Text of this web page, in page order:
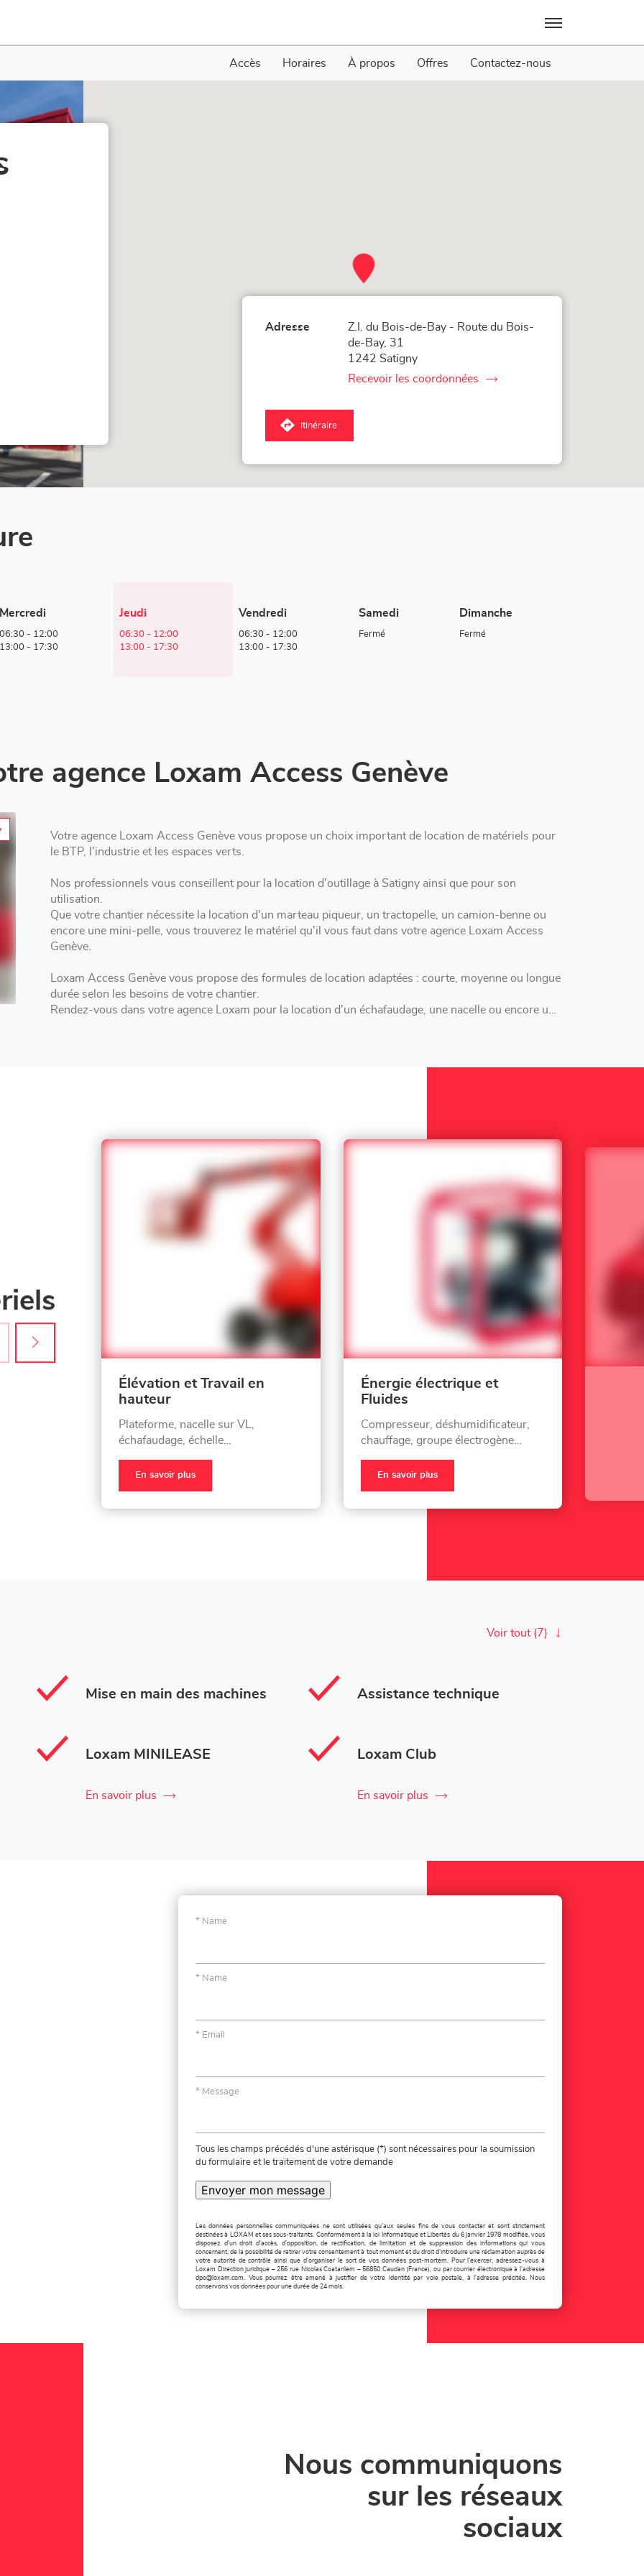
Menu
Accès Horaires À propos Offres Contactez-nous
Adresse
Z.I. du Bois-de-Bay - Route du Bois-
de-Bay, 31
1242 Satigny
Recevoir les coordonnées
du
Access
Itinéraire
jusqu'au
point
Mercredi
06:30 - 12:00
13:00 - 17:30
Horaires
d'ouverture
d'aujourd'hui
Jeudi
06:30 - 12:00
13:00 - 17:30
Vendredi
06:30 - 12:00
13:00 - 17:30
Samedi
Fermé
Dimanche
Fermé
agence Loxam Access Genève
Votre agence Loxam Access Genève vous propose un choix important de location de matériels pour
le BTP, l'industrie et les espaces verts.
Nos professionnels vous conseillent pour la location d'outillage à Satigny ainsi que pour son
utilisation.
Que votre chantier nécessite la location d'un marteau piqueur, un tractopelle, un camion-benne ou
encore une mini-pelle, vous trouverez le matériel qu'il vous faut dans votre agence Loxam Access
Genève.
Loxam Access Genève vous propose des formules de location adaptées : courte, moyenne ou longue
durée selon les besoins de votre chantier.
Rendez-vous dans votre agence Loxam pour la location d'un échafaudage, une nacelle ou encore une
Élévation et Travail en
hauteur
Plateforme, nacelle sur VL,
échafaudage, échelle…
En savoir plus
Énergie électrique et
Fluides
Compresseur, déshumidificateur,
chauffage, groupe électrogène…
En savoir plus
Voir tout (7)
Mise en main des machines Assistance technique
Loxam MINILEASE
En savoir plus
Loxam Club
En savoir plus
Name
Name
Email
Message
Tous les champs précédés d'une astérisque (*) sont nécessaires pour la soumission
du formulaire et le traitement de votre demande
Envoyer mon message
Les données personnelles communiquées ne sont utilisées qu'aux seules fins de vous contacter et sont strictement
destinées à LOXAM et ses sous-traitants. Conformément à la loi Informatique et Libertés du 6 janvier 1978 modifiée, vous
disposez d'un droit d'accès, d'opposition, de rectification, de limitation et de suppression des informations qui vous
concernent, de la possibilité de retirer votre consentement à tout moment et du droit d'introduire une réclamation auprès de
votre autorité de contrôle ainsi que d'organiser le sort de vos données post-mortem. Pour l'exercer, adressez-vous à
Loxam Direction juridique – 256 rue Nicolas Coatanlem – 56850 Caudan (France), ou par courrier électronique à l'adresse
dpo@loxam.com
. Vous pourrez être amené à justifier de votre identité par voie postale, à l'adresse précitée. Nous
conservons vos données pour une durée de 24 mois.
Nous communiquons
sur les réseaux
sociaux